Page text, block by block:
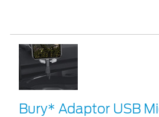
Bury* Adaptor USB